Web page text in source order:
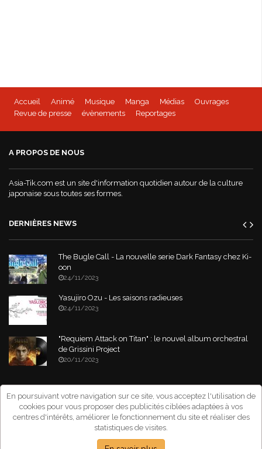
Accueil Animé Musique Manga Médias
Ouvrages
Revue de presse
évènements Reportages
A PROPOS DE NOUS
Asia-Tik.com est un site d'information quotidien autour de la culture
japonaise sous toutes ses formes.
DERNIÈRES NEWS
The Bugle Call - La nouvelle serie Dark Fantasy chez Ki-
oon
24/11/2023
Yasujiro Ozu - Les saisons radieuses
24/11/2023
"Requiem Attack on Titan" : le nouvel album orchestral
de Grissini Project
20/11/2023
Copyright © 2026 Asia-Tik.com. All Rights Reserved.- Site déclaré à la
CNIL sous le numéro: 1267151
En poursuivant votre navigation sur ce site, vous acceptez l'utilisation de
cookies pour vous proposer des publicités ciblées adaptées à vos
centres d'intérêts, améliorer le fonctionnement du site et réaliser des
statistiques de visites.